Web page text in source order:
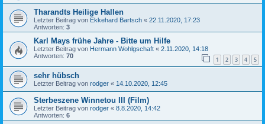
Tharandts Heilige Hallen
Letzter Beitrag von Ekkehard Bartsch « 22.11.2020, 17:23
Antworten: 3
Karl Mays frühe Jahre - Bitte um Hilfe
Letzter Beitrag von Hermann Wohlgschaft « 2.11.2020, 14:18
Antworten: 70 1 2 3 4 5
sehr hübsch
Letzter Beitrag von rodger « 14.10.2020, 12:45
Sterbeszene Winnetou III (Film)
Letzter Beitrag von rodger « 8.8.2020, 14:42
Antworten: 6